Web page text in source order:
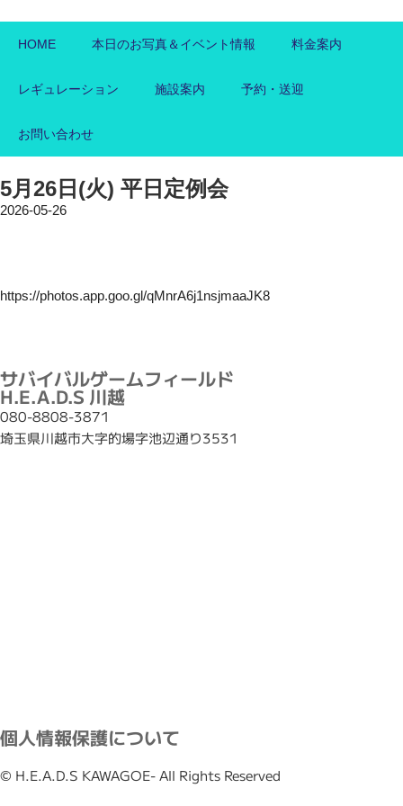
HOME 本日のお写真＆イベント情報 料金案内
レギュレーション 施設案内 予約・送迎
お問い合わせ
5月26日(火) 平日定例会
2026-05-26
https://photos.app.goo.gl/qMnrA6j1nsjmaaJK8
サバイバルゲームフィールド
H.E.A.D.S 川越
080-8808-3871
埼玉県川越市大字的場字池辺通り3531
個人情報保護について
© H.E.A.D.S KAWAGOE- All Rights Reserved